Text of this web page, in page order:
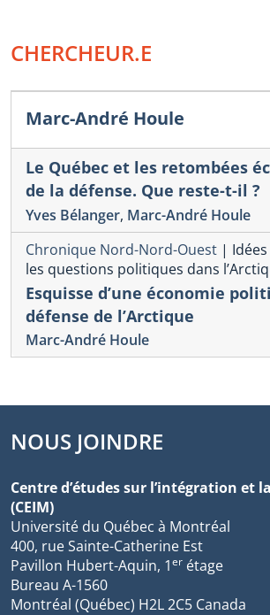
CHERCHEUR.E
Marc-André Houle
Le Québec et les retombées
de la défense. Que reste-t-il ?
Yves Bélanger, Marc-André Houle
Chronique Nord-Nord-Ouest |
les questions politiques dans
Esquisse d’une économie
défense de l’Arctique
Marc-André Houle
NOUS JOINDRE
Centre d’études sur l’intégration et
(CEIM)
Université du Québec à Montréal
400, rue Sainte-Catherine Est
Pavillon Hubert-Aquin, 1er étage
Bureau A-1560
Montréal (Québec) H2L 2C5 Canada